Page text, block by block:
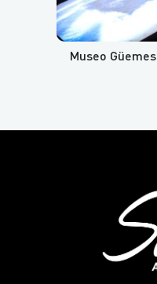
Museo Güemes